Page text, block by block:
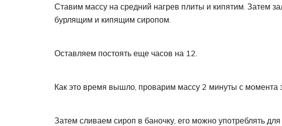
Ставим массу на средний нагрев плиты и кипятим. Затем
бурлящим и кипящим сиропом.
Оставляем постоять еще часов на 12.
Как это время вышло, проварим массу 2 минуты с момента
Затем сливаем сироп в баночку, его можно употреблять